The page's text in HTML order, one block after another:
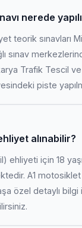
nerede
teorik sınavları
sınav
Trafik Tescil
piste
alınabilir?
ehliyeti için 18
A1
özel detaylı bilgi